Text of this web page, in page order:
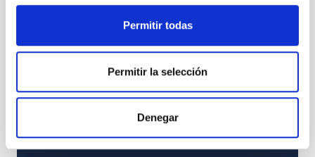
Permitir todas
Permitir la selección
Denegar
Q-U-I Joint Tenerife
QUIJOTE I y II